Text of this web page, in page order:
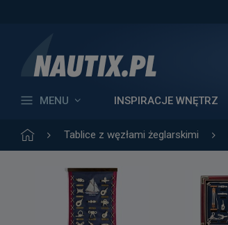
MENU INSPIRACJE WNĘTRZ
Tablice z węzłami żeglarskimi